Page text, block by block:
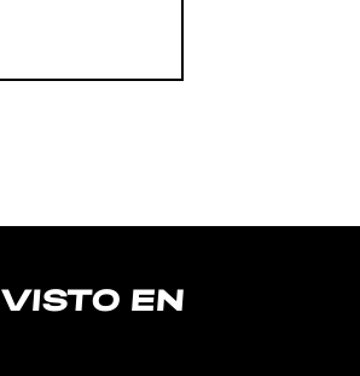
VISTO EN